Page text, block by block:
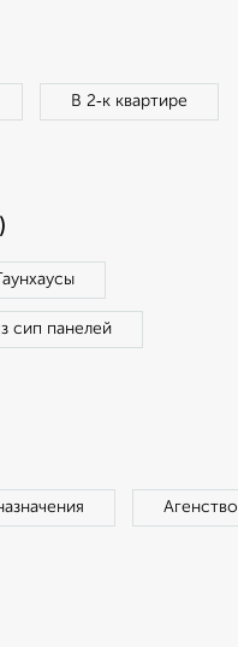
В 2‑к квартире
Таунхаусы
сип панелей
Агенство